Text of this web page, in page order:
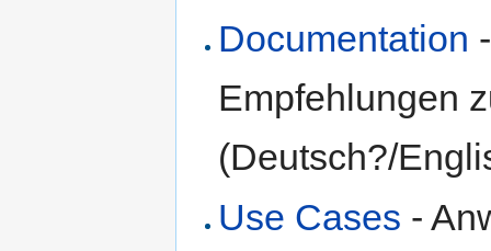
Documentation
Empfehlungen
(Deutsch?/
Use Cases -